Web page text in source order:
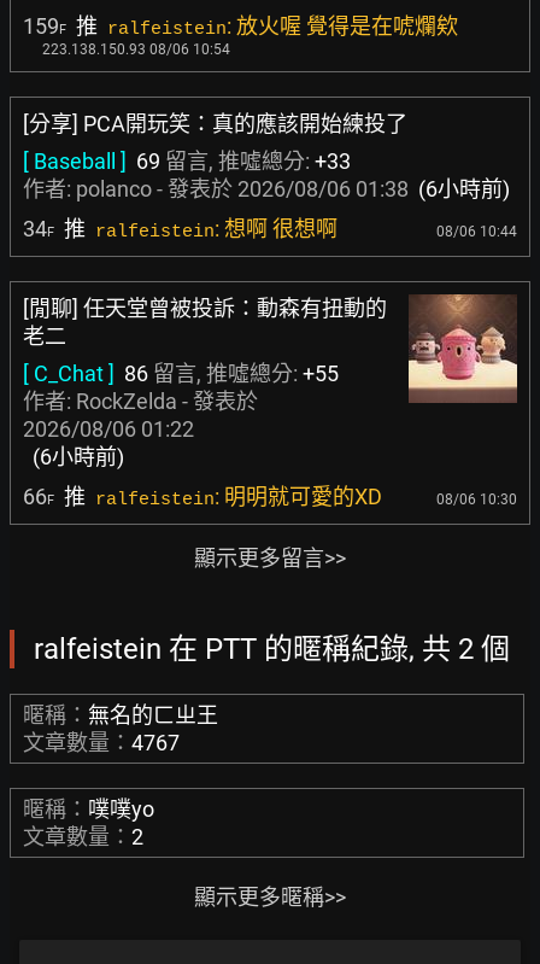
159F 推 ralfeistein: 放火喔 覺得是在唬爛欸
223.138.150.93 08/06 10:54
[分享] PCA開玩笑：真的應該開始練投了
[ Baseball ] 69 留言, 推噓總分: +33
作者: polanco- 發表於 2026/08/06 01:38 (6小時前)
34F 推 ralfeistein: 想啊 很想啊 08/06 10:44
[閒聊] 任天堂曾被投訴：動森有扭動的
老二
[ C_Chat ] 86 留言, 推噓總分: +55
作者: RockZelda - 發表於
2026/08/06 01:22
(6小時前)
66F 推 ralfeistein: 明明就可愛的XD 08/06 10:30
顯示更多留言>>
ralfeistein 在 PTT 的暱稱紀錄, 共 2 個
暱稱： 無名的ㄈㄓ王
文章數量： 4767
暱稱： 噗噗yo
文章數量： 2
顯示更多暱稱>>